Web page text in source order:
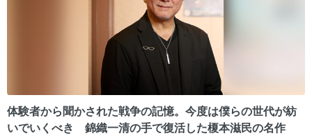
体験者から聞かされた戦争の記憶。今度は僕らの世代が紡
いでいくべき 錦織一清の手で復活した榎本滋民の名作